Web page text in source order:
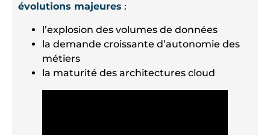
évolutions majeures :
l’explosion des volumes de données
la demande croissante d’autonomie des
métiers
la maturité des architectures cloud